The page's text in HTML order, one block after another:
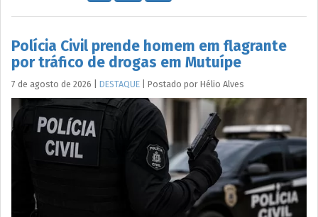
Polícia Civil prende homem em flagrante
por tráfico de drogas em Mutuípe
7 de agosto de 2026 DESTAQUE Postado por Hélio Alves